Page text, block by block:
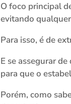
O foco principal
evitando
Para isso, é de
E se assegurar
para que o
Porém, como